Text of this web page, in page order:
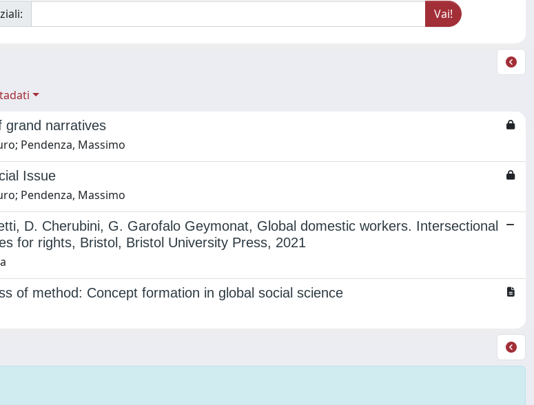
grand narratives
Pendenza, Massimo
Issue
Pendenza, Massimo
D. Cherubini, G. Garofalo Geymonat, Global domestic workers. Intersectional
for rights, Bristol, Bristol University Press, 2021
of method: Concept formation in global social science